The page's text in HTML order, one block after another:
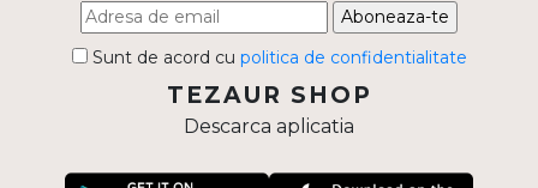
Aboneaza-te
Sunt de acord cu politica de confidentialitate
TEZAUR SHOP
Descarca aplicatia